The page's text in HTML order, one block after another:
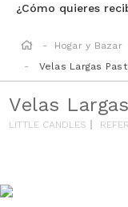
¿Cómo quieres
Hogar y Bazar
Velas Largas
Velas
LITTLE CANDLES